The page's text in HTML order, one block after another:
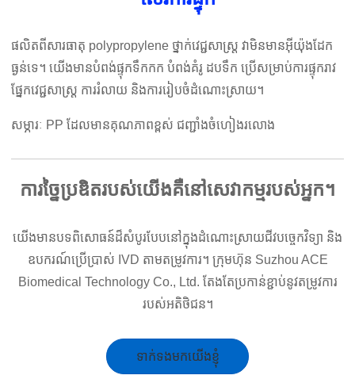
ផលិតពីសារធាតុ polypropylene ថ្នាក់វេជ្ជសាស្ត្រ វាមិនមានអ៊ីយ៉ុងដែក
ធ្ងន់ទេ។ យើងមានបំពង់ផ្ទុកទឹកកក បំពង់គំរូ ដបទឹក ប្រើសម្រាប់ការផ្ទុករាវ
ផ្នែកវេជ្ជសាស្ត្រ ការរំលាយ និងការរៀបចំដំណោះស្រាយ។
សម្ភារៈ PP ដែលមានគុណភាពខ្ពស់ ជញ្ជាំងចំហៀងរលោង
ការច្នៃប្រឌិតរបស់យើងគឺនៅសេវាកម្មរបស់អ្នក។
យើងមានបទពិសោធន៍ដ៏សំបូរបែបនៅក្នុងដំណោះស្រាយជីវបច្ចេកវិទ្យា និង
ឧបករណ៍ប្រើប្រាស់ IVD តាមតម្រូវការ។ ក្រុមហ៊ុន Suzhou ACE
Biomedical Technology Co., Ltd. តែងតែប្រកាន់ខ្ជាប់នូវតម្រូវការ
របស់អតិថិជន។
ទាក់ទងមកយើងខ្ញុំ